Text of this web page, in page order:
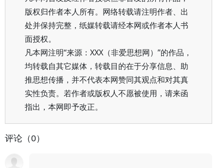
版权归作者本人所有。网络转载请注明作者、出
处并保持完整，纸媒转载请经本网或作者本人书
面授权。
凡本网注明“来源：XXX（非爱思想网）”的作品，
均转载自其它媒体，转载目的在于分享信息、助
推思想传播，并不代表本网赞同其观点和对其真
实性负责。若作者或版权人不愿被使用，请来函
指出，本网即予改正。
评论（0）